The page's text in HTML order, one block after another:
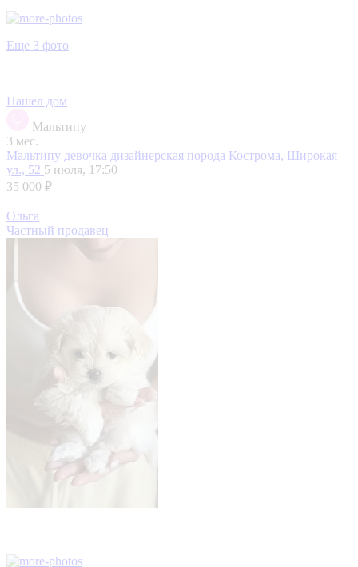
Еще 3 фото
Нашел дом
Мальтипу
3 мес.
Мальтипу девочка дизайнерская порода Кострома, Широкая
ул., 52 5 июля, 17:50
35 000 ₽
Ольга
Частный продавец